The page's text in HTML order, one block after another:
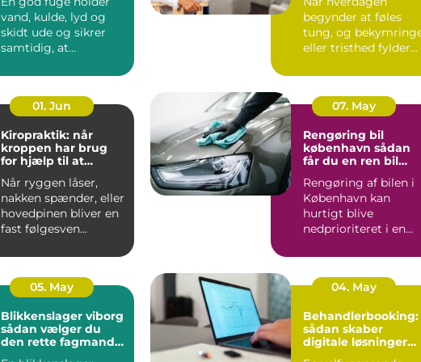
vand, kulde, lyd og
skidt ude og sikrer
samtidig, at
bevæge sig ud...
begynder at føles
tung, og
eller tristhed fylder
kan en p...
01. Jun
Kiropraktik: når
kroppen har brug
for hjælp til at
Når ryggen låser,
nakken spænder, eller
hovedpinen bliver en
fast følgesven...
07. May
Rengøring bil
københavn sådan
får du en ren bil
Rengøring af bilen i
København kan
hurtigt blive
nedprioriteret i en
arbejde, børn...
05. May
Blikkenslager viborg
sådan vælger du
den rette fagmand
04. May
Behandlerbooking:
sådan skaber
digitale løsninger